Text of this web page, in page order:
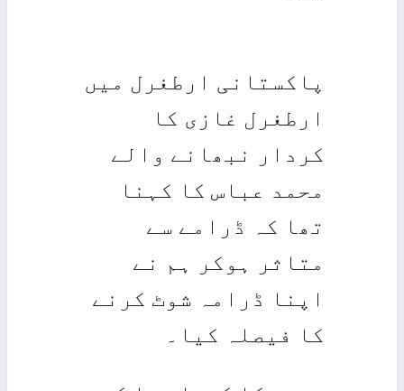
پاکستانی ارطغرل میں
ارطغرل غازی کا
کردار نبھانے والے
محمد عباس کا کہنا
تھا کہ ڈرامے سے
متاثر ہوکر ہم نے
اپنا ڈرامہ شوٹ کرنے
کا فیصلہ کیا۔